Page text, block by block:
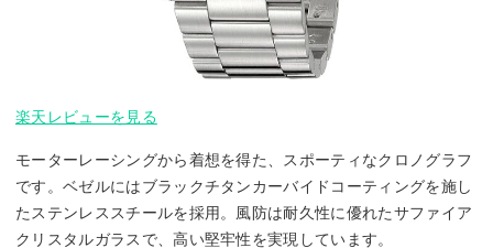
楽天レビューを見る
モーターレーシングから着想を得た、スポーティなクロノグラフ
です。ベゼルにはブラックチタンカーバイドコーティングを施し
たステンレススチールを採用。風防は耐久性に優れたサファイア
クリスタルガラスで、高い堅牢性を実現しています。